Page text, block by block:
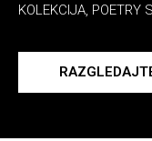
KOLEKCIJA, POETRY